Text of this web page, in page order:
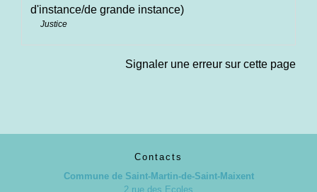
d'instance/de grande instance)
Justice
Signaler une erreur sur cette page
Contacts
Commune de Saint-Martin-de-Saint-Maixent
2 rue des Ecoles